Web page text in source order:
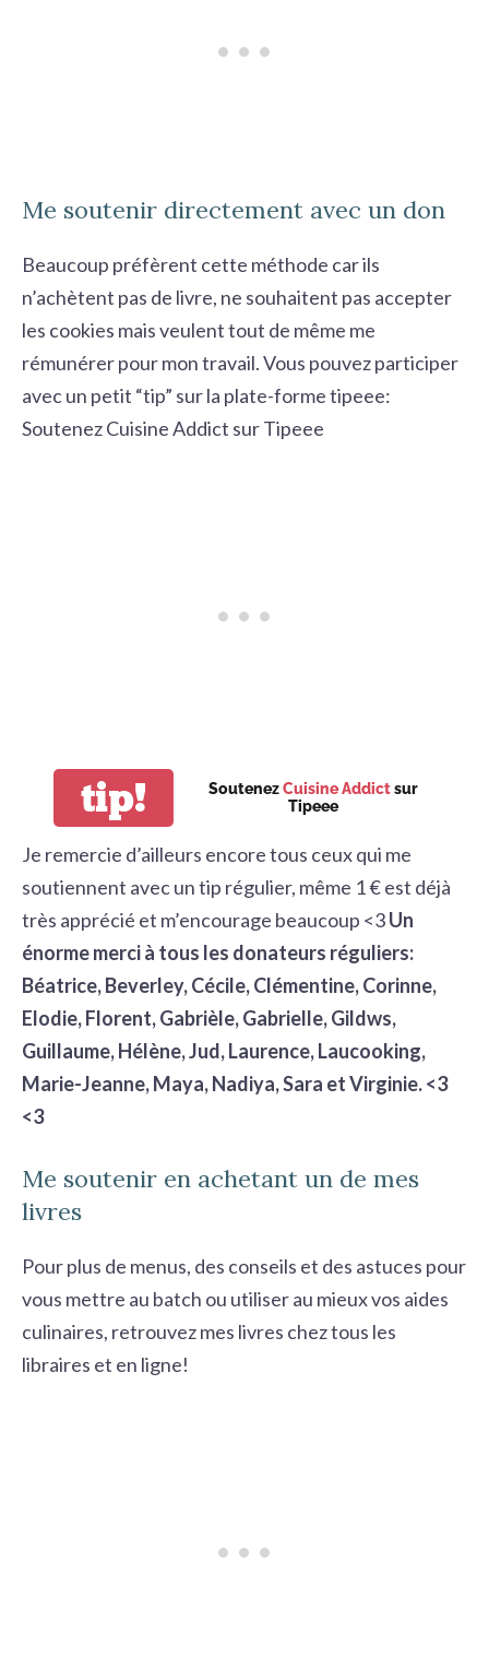
Me soutenir directement avec un don
Beaucoup préfèrent cette méthode car ils
n’achètent pas de livre, ne souhaitent pas accepter
les cookies mais veulent tout de même me
rémunérer pour mon travail. Vous pouvez participer
avec un petit “tip” sur la plate-forme tipeee:
Soutenez Cuisine Addict sur Tipeee
tip! SoutenezCuisine Addictsur
Tipeee
Je remercie d’ailleurs encore tous ceux qui me
soutiennent avec un tip régulier, même 1 € est déjà
très apprécié et m’encourage beaucoup <3Un
énorme merci à tous les donateurs réguliers:
Béatrice, Beverley, Cécile, Clémentine, Corinne,
Elodie, Florent, Gabrièle, Gabrielle, Gildws,
Guillaume, Hélène, Jud, Laurence, Laucooking,
Marie-Jeanne, Maya, Nadiya, Sara et Virginie. <3
<3
Me soutenir en achetant un de mes
livres
Pour plus de menus, des conseils et des astuces pour
vous mettre au batch ou utiliser au mieux vos aides
culinaires, retrouvez mes livres chez tous les
libraires et en ligne!